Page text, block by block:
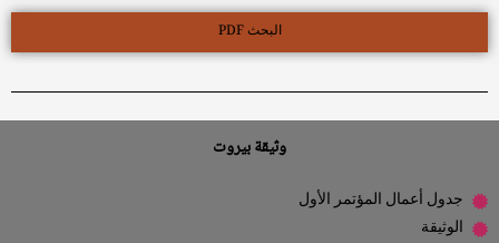
البحث PDF
وثيقة بيروت
جدول أعمال المؤتمر الأول
الوثيقة